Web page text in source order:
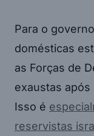
Para o
domésticas
as Forças de
exaustas após
Isso é
reservistas